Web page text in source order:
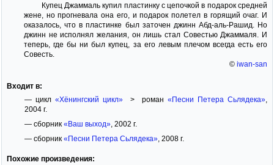
Купец Джаммаль купил пластинку с цепочкой в подарок средней
жене, но прогневала она его, и подарок полетел в горящий очаг. И
оказалось, что в пластинке был заточен джинн Абд-аль-Рашид. Но
джинн не исполнял желания, он лишь стал Совестью Джаммаля. И
теперь, где бы ни был купец, за его левым плечом всегда есть его
Совесть.
© iwan-san
Входит в:
— цикл «Хёнингский цикл»> роман «Песни Петера Сьлядека»
2004 г.
— сборник «Ваш выход», 2002 г.
— сборник «Песни Петера Сьлядека», 2008 г.
Похожие произведения: